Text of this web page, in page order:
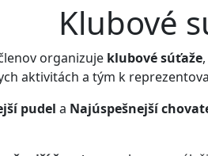
Klubové
organizuje klubové súťaže
aktivitách a tým k
pudel a Najúspešnejší